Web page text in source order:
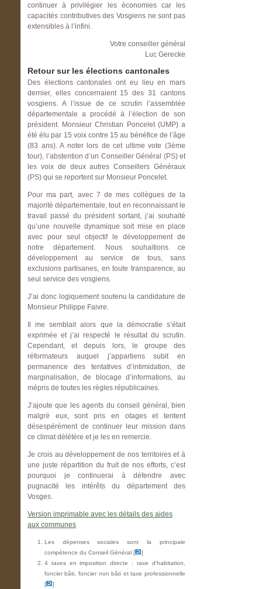
continuer à privilégier les économies car les
capacités contributives des Vosgiens ne sont pas
extensibles à l’infini.
Votre conseiller général
Luc Gerecke
Retour sur les élections cantonales
Des élections cantonales ont eu lieu en mars
dernier, elles concernaient 15 des 31 cantons
vosgiens. A l’issue de ce scrutin l’assemblée
départementale a procédé à l’élection de son
président. Monsieur Christian Poncelet (UMP) a
été élu par 15 voix contre 15 au bénéfice de l’âge
(83 ans). A noter lors de cet ultime vote (3ème
tour), l’abstention d’un Conseiller Général (PS) et
les voix de deux autres Conseillers Généraux
(PS) qui se reportent sur Monsieur Poncelet.
Pour ma part, avec 7 de mes collègues de la
majorité départementale, tout en reconnaissant le
travail passé du président sortant, j’ai souhaité
qu’une nouvelle dynamique soit mise en place
avec pour seul objectif le développement de
notre département. Nous souhaitions ce
développement au service de tous, sans
exclusions partisanes, en toute transparence, au
seul service des vosgiens.
J’ai donc logiquement soutenu la candidature de
Monsieur Philippe Faivre.
Il me semblait alors que la démocratie s’était
exprimée et j’ai respecté le résultat du scrutin.
Cependant, et depuis lors, le groupe des
réformateurs auquel j’appartiens subit en
permanence des tentatives d’intimidation, de
marginalisation, de blocage d’informations, au
mépris de toutes les règles républicaines.
J’ajoute que les agents du conseil général, bien
malgré eux, sont pris en otages et tentent
désespérément de continuer leur mission dans
ce climat délétère et je les en remercie.
Je crois au développement de nos territoires et à
une juste répartition du fruit de nos efforts, c’est
pourquoi je continuerai à défendre avec
pugnacité les intérêts du département des
Vosges.
Version imprimable avec les détails des aides
aux communes
Les dépenses sociales sont la principale
compétence du Conseil Général [
]
4 taxes en imposition directe : taxe d’habitation,
foncier bâti, foncier non bâti et taxe professionnelle
[
]